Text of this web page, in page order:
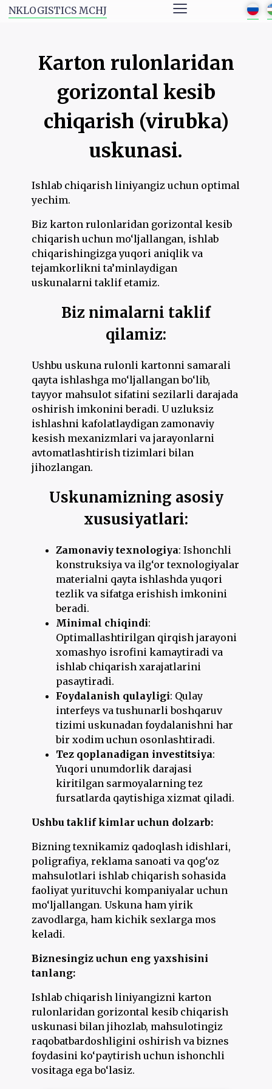
NKLOGISTICS MCHJ ≡
Karton rulonlaridan
gorizontal kesib
chiqarish (virubka)
uskunasi.
Ishlab chiqarish liniyangiz uchun optimal
yechim.
Biz karton rulonlaridan gorizontal kesib
chiqarish uchun mo‘ljallangan, ishlab
chiqarishingizga yuqori aniqlik va
tejamkorlikni ta’minlaydigan
uskunalarni taklif etamiz.
Biz nimalarni taklif
qilamiz:
Ushbu uskuna rulonli kartonni samarali
qayta ishlashga mo‘ljallangan bo‘lib,
tayyor mahsulot sifatini sezilarli darajada
oshirish imkonini beradi. U uzluksiz
ishlashni kafolatlaydigan zamonaviy
kesish mexanizmlari va jarayonlarni
avtomatlashtirish tizimlari bilan
jihozlangan.
Uskunamizning asosiy
xususiyatlari:
Zamonaviy texnologiya: Ishonchli
konstruksiya va ilg‘or texnologiyalar
materialni qayta ishlashda yuqori
tezlik va sifatga erishish imkonini
beradi.
Minimal chiqindi:
Optimallashtirilgan qirqish jarayoni
xomashyo isrofini kamaytiradi va
ishlab chiqarish xarajatlarini
pasaytiradi.
Foydalanish qulayligi: Qulay
interfeys va tushunarli boshqaruv
tizimi uskunadan foydalanishni har
bir xodim uchun osonlashtiradi.
Tez qoplanadigan investitsiya:
Yuqori unumdorlik darajasi
kiritilgan sarmoyalarning tez
fursatlarda qaytishiga xizmat qiladi.
Ushbu taklif kimlar uchun dolzarb:
Bizning texnikamiz qadoqlash idishlari,
poligrafiya, reklama sanoati va qog‘oz
mahsulotlari ishlab chiqarish sohasida
faoliyat yurituvchi kompaniyalar uchun
mo‘ljallangan. Uskuna ham yirik
zavodlarga, ham kichik sexlarga mos
keladi.
Biznesingiz uchun eng yaxshisini
tanlang:
Ishlab chiqarish liniyangizni karton
rulonlaridan gorizontal kesib chiqarish
uskunasi bilan jihozlab, mahsulotingiz
raqobatbardoshligini oshirish va biznes
foydasini ko‘paytirish uchun ishonchli
vositaga ega bo‘lasiz.